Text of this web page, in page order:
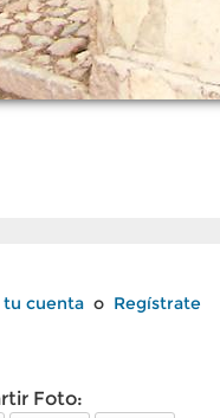
tu cuenta o Regístrate
Foto: